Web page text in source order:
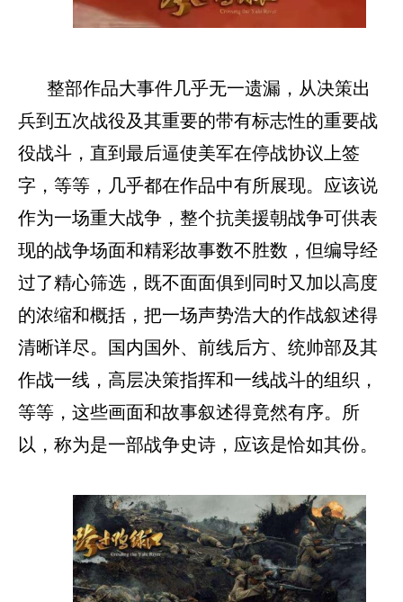
整部作品大事件几乎无一遗漏，从决策出
兵到五次战役及其重要的带有标志性的重要战
役战斗，直到最后逼使美军在停战协议上签
字，等等，几乎都在作品中有所展现。应该说
作为一场重大战争，整个抗美援朝战争可供表
现的战争场面和精彩故事数不胜数，但编导经
过了精心筛选，既不面面俱到同时又加以高度
的浓缩和概括，把一场声势浩大的作战叙述得
清晰详尽。国内国外、前线后方、统帅部及其
作战一线，高层决策指挥和一线战斗的组织，
等等，这些画面和故事叙述得竟然有序。所
以，称为是一部战争史诗，应该是恰如其份。